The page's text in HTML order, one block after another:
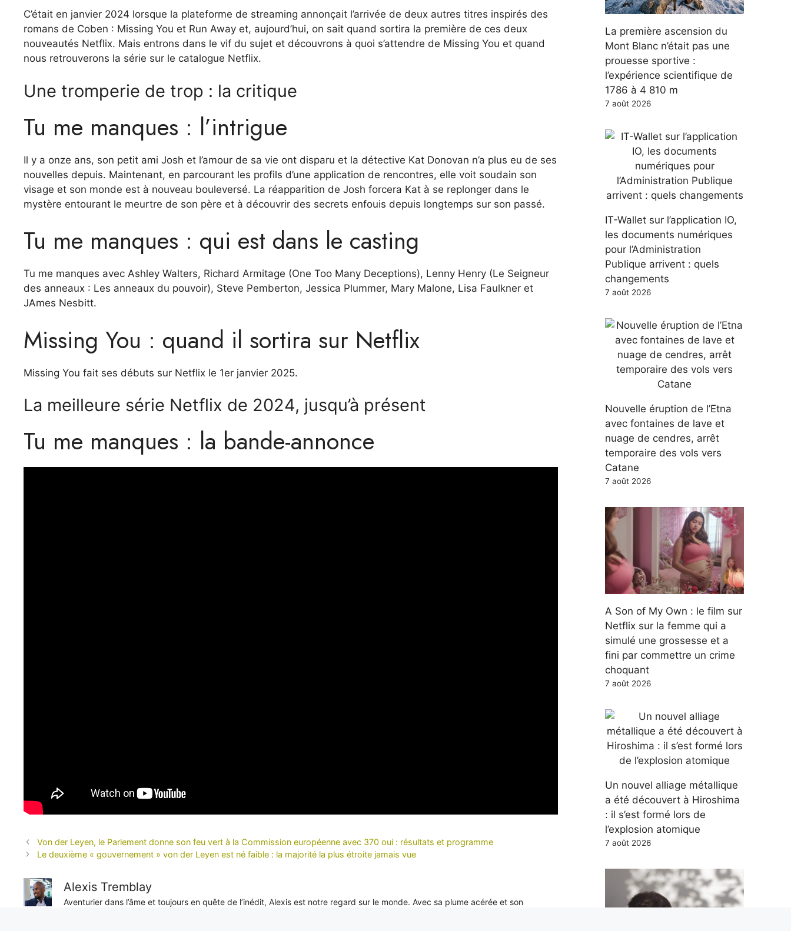
C’était en janvier 2024 lorsque la plateforme de streaming annonçait l’arrivée de deux autres titres inspirés des
romans de Coben : Missing You et Run Away et, aujourd’hui, on sait quand sortira la première de ces deux
nouveautés Netflix. Mais entrons dans le vif du sujet et découvrons à quoi s’attendre de Missing You et quand
nous retrouverons la série sur le catalogue Netflix.
Une tromperie de trop : la critique
Tu me manques : l’intrigue
Il y a onze ans, son petit ami Josh et l’amour de sa vie ont disparu et la détective Kat Donovan n’a plus eu de ses
nouvelles depuis. Maintenant, en parcourant les profils d’une application de rencontres, elle voit soudain son
visage et son monde est à nouveau bouleversé. La réapparition de Josh forcera Kat à se replonger dans le
mystère entourant le meurtre de son père et à découvrir des secrets enfouis depuis longtemps sur son passé.
Tu me manques : qui est dans le casting
Tu me manques avec Ashley Walters, Richard Armitage (One Too Many Deceptions), Lenny Henry (Le Seigneur
des anneaux : Les anneaux du pouvoir), Steve Pemberton, Jessica Plummer, Mary Malone, Lisa Faulkner et
JAmes Nesbitt.
Missing You : quand il sortira sur Netflix
Missing You fait ses débuts sur Netflix le 1er janvier 2025.
La meilleure série Netflix de 2024, jusqu’à présent
Tu me manques : la bande-annonce
Von der Leyen, le Parlement donne son feu vert à la Commission européenne avec 370 oui : résultats et programme
Le deuxième « gouvernement » von der Leyen est né faible : la majorité la plus étroite jamais vue
Alexis Tremblay
Aventurier dans l’âme et toujours en quête de l’inédit, Alexis est notre regard sur le monde. Avec sa plume acérée et son
La première ascension du
Mont Blanc n’était pas une
prouesse sportive :
l’expérience scientifique de
1786 à 4 810 m
7 août 2026
IT-Wallet sur l’application IO,
les documents numériques
pour l’Administration
Publique arrivent : quels
changements
7 août 2026
Nouvelle éruption de l’Etna
avec fontaines de lave et
nuage de cendres, arrêt
temporaire des vols vers
Catane
7 août 2026
A Son of My Own : le film sur
Netflix sur la femme qui a
simulé une grossesse et a
fini par commettre un crime
choquant
7 août 2026
Un nouvel alliage métallique
a été découvert à Hiroshima
: il s’est formé lors de
l’explosion atomique
7 août 2026